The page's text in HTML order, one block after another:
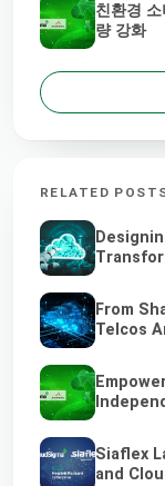
친환경
량 강화
RELATED
From
Telcos
Siaflex
and